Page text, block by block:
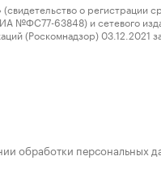
о регистрации
№ФС77-63848) и сетевого
(Роскомнадзор)
обработки персональных